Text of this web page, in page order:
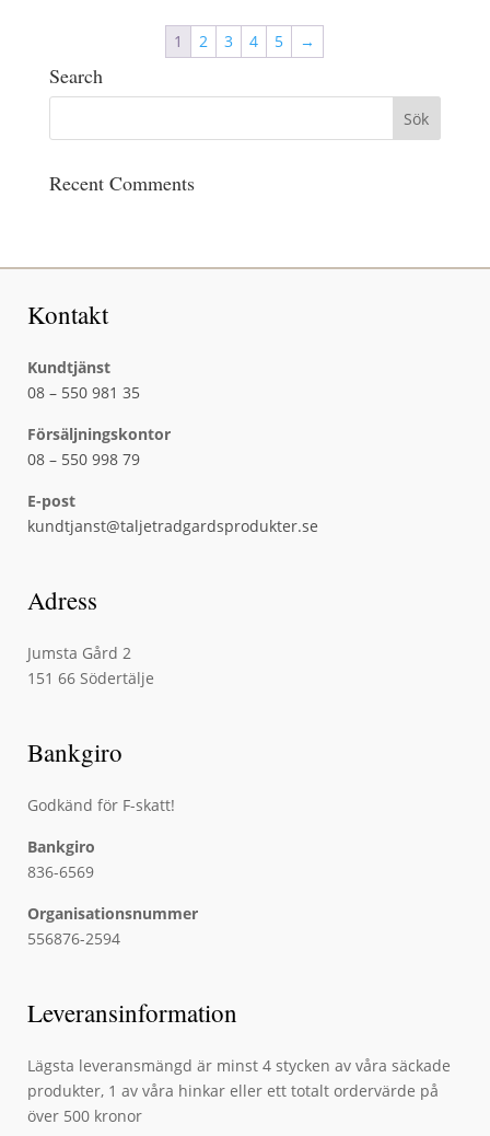
1 2 3 4 5 →
Search
Recent Comments
Kontakt
Kundtjänst
08 – 550 981 35
Försäljningskontor
08 – 550 998 79
E-post
kundtjanst@taljetradgardsprodukter.se
Adress
Jumsta Gård 2
151 66 Södertälje
Bankgiro
Godkänd för F-skatt!
Bankgiro
836-6569
Organisationsnummer
556876-2594
Leveransinformation
Lägsta leveransmängd är minst 4 stycken av våra säckade
produkter, 1 av våra hinkar eller ett totalt ordervärde på
över 500 kronor